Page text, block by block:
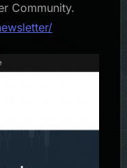
Community.